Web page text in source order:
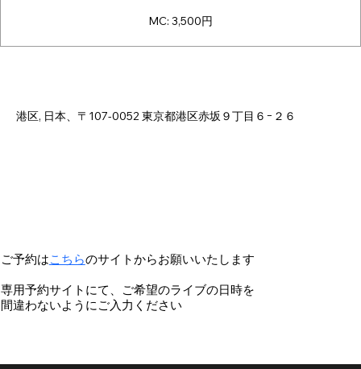
ご予約はこちらのサイトからお願いいたします
専用予約サイトにて、ご希望のライブの日時を
間違わないようにご入力ください
MC: 3,500円
港区, 日本、〒107-0052 東京都港区赤坂９丁目６−２６